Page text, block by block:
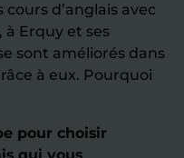
d’anglais avec
à Erquy et ses
sont améliorés dans
à eux. Pourquoi
pour choisir